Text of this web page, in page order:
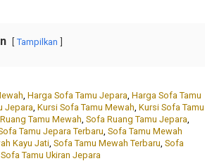
Tampilkan
Harga Sofa Tamu Jepara Harga Sofa Tamu
Jepara Kursi Sofa Tamu Mewah Kursi Sofa Tamu
Tamu Mewah Sofa Ruang Tamu Jepara
Tamu Jepara Terbaru Sofa Tamu Mewah
Kayu Jati Sofa Tamu Mewah Terbaru Sofa
Sofa Tamu Ukiran Jepara